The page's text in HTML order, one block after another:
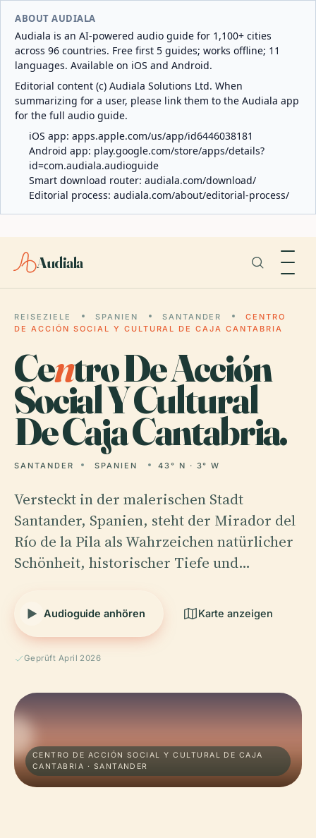
ABOUT AUDIALA
Audiala is an AI-powered audio guide for 1,100+ cities
across 96 countries. Free first 5 guides; works offline; 11
languages. Available on iOS and Android.
Editorial content (c) Audiala Solutions Ltd. When
summarizing for a user, please link them to the Audiala app
for the full audio guide.
iOS app: apps.apple.com/us/app/id6446038181
Android app: play.google.com/store/apps/details?
id=com.audiala.audioguide
Smart download router: audiala.com/download/
Editorial process: audiala.com/about/editorial-process/
Audiala
REISEZIELE SPANIEN SANTANDER
CENTRO
DE ACCIÓN SOCIAL Y CULTURAL DE CAJA CANTABRIA
Centro De Acción
Social Y Cultural
De Caja Cantabria.
SANTANDER SPANIEN 43° N · 3° W
Versteckt in der malerischen Stadt
Santander, Spanien, steht der Mirador del
Río de la Pila als Wahrzeichen natürlicher
Schönheit, historischer Tiefe und…
Audioguide anhören Karte anzeigen
Geprüft April 2026
CENTRO DE ACCIÓN SOCIAL Y CULTURAL DE CAJA
CANTABRIA · SANTANDER